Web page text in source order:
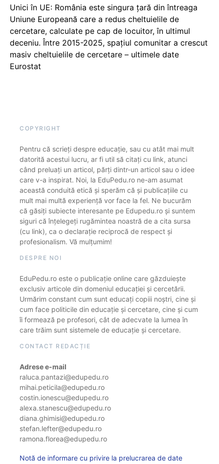
Unici în UE: România este singura țară din întreaga
Uniune Europeană care a redus cheltuielile de
cercetare, calculate pe cap de locuitor, în ultimul
deceniu. Între 2015-2025, spațiul comunitar a crescut
masiv cheltuielile de cercetare – ultimele date
Eurostat
COPYRIGHT
Pentru că scrieți despre educație, sau cu atât mai mult
datorită acestui lucru, ar fi util să citați cu link, atunci
când preluați un articol, părți dintr-un articol sau o idee
care v-a inspirat. Noi, la EduPedu.ro ne-am asumat
această conduită etică și sperăm că și publicațiile cu
mult mai multă experiență vor face la fel. Ne bucurăm
că găsiți subiecte interesante pe Edupedu.ro și suntem
siguri că înțelegeți rugămintea noastră de a cita sursa
(cu link), ca o declarație reciprocă de respect și
profesionalism. Vă mulțumim!
DESPRE NOI
EduPedu.ro este o publicație online care găzduiește
exclusiv articole din domeniul educației și cercetării.
Urmărim constant cum sunt educați copiii noștri, cine și
cum face politicile din educație și cercetare, cine și cum
îi formează pe profesori, cât de adecvate la lumea în
care trăim sunt sistemele de educație și cercetare.
CONTACT REDACȚIE
Adrese e-mail
raluca.pantazi@edupedu.ro
mihai.peticila@edupedu.ro
costin.ionescu@edupedu.ro
alexa.stanescu@edupedu.ro
diana.ghimisi@edupedu.ro
stefan.lefter@edupedu.ro
ramona.florea@edupedu.ro
Notă de informare cu privire la prelucrarea de date